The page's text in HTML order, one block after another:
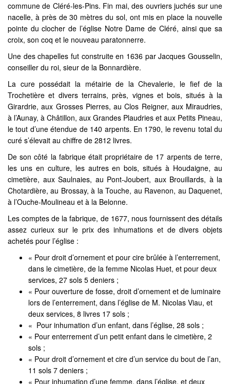
commune de Cléré-les-Pins. Fin mai, des ouvriers juchés sur une
nacelle, à près de 30 mètres du sol, ont mis en place la nouvelle
pointe du clocher de l’église Notre Dame de Cléré, ainsi que sa
croix, son coq et le nouveau paratonnerre.
Une des chapelles fut construite en 1636 par Jacques Gousselin,
conseiller du roi, sieur de la Bonnardière.
La cure possédait la métairie de la Chevalerie, le fief de la
Trochetière et divers terrains, près, vignes et bois, situés à la
Girardrie, aux Grosses Pierres, au Clos Reigner, aux Miraudries,
à l’Aunay, à Châtillon, aux Grandes Plaudries et aux Petits Pineau,
le tout d’une étendue de 140 arpents. En 1790, le revenu total du
curé s’élevait au chiffre de 2812 livres.
De son côté la fabrique était propriétaire de 17 arpents de terre,
les uns en culture, les autres en bois, situés à Houdaigne, au
cimetière, aux Saulnaies, au Pont-Joubert, aux Brouillards, à la
Chotardière, au Brossay, à la Touche, au Ravenon, au Daquenet,
à l’Ouche-Moulineau et à la Belonne.
Les comptes de la fabrique, de 1677, nous fournissent des détails
assez curieux sur le prix des inhumations et de divers objets
achetés pour l’église :
« Pour droit d’ornement et pour cire brûlée à l’enterrement,
dans le cimetière, de la femme Nicolas Huet, et pour deux
services, 27 sols 5 deniers ;
« Pour ouverture de fosse, droit d’ornement et de luminaire
lors de l’enterrement, dans l’église de M. Nicolas Viau, et
deux services, 8 livres 17 sols ;
« Pour inhumation d’un enfant, dans l’église, 28 sols ;
« Pour enterrement d’un petit enfant dans le cimetière, 2
sols ;
« Pour droit d’ornement et cire d’un service du bout de l’an,
11 sols 7 deniers ;
« Pour inhumation d’une femme, dans l’église, et deux